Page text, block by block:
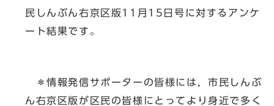
民しんぶん右京区版11月15日号に対するアンケ
ート結果です。
＊情報発信サポーターの皆様には，市民しんぶ
ん右京区版が区民の皆様にとってより身近で多く